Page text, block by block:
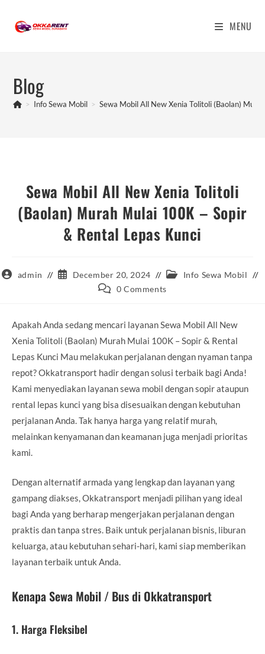
content
MENU
Blog
> Info Sewa Mobil > Sewa Mobil All New Xenia Tolitoli (Baolan)
Sewa Mobil All New Xenia Tolitoli
(Baolan) Murah Mulai 100K – Sopir
& Rental Lepas Kunci
Postadmin
Post
published:
December 20, 2024
Post Info Sewa Mobil
Post 0 Comments
Apakah Anda sedang mencari layanan Sewa Mobil All New
Xenia Tolitoli (Baolan) Murah Mulai 100K – Sopir & Rental
Lepas Kunci Mau melakukan perjalanan dengan nyaman tanpa
repot? Okkatransport hadir dengan solusi terbaik bagi Anda!
Kami menyediakan layanan sewa mobil dengan sopir ataupun
rental lepas kunci yang bisa disesuaikan dengan kebutuhan
perjalanan Anda. Tak hanya harga yang relatif murah,
melainkan kenyamanan dan keamanan juga menjadi prioritas
kami.
Dengan alternatif armada yang lengkap dan layanan yang
gampang diakses, Okkatransport menjadi pilihan yang ideal
bagi Anda yang berharap mengerjakan perjalanan dengan
praktis dan tanpa stres. Baik untuk perjalanan bisnis, liburan
keluarga, atau kebutuhan sehari-hari, kami siap memberikan
layanan terbaik untuk Anda.
Kenapa Sewa Mobil / Bus di Okkatransport
1. Harga Fleksibel